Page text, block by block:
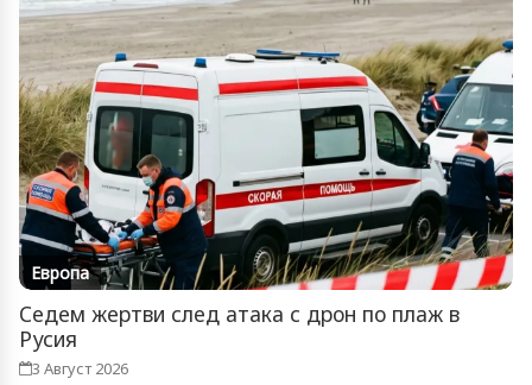
Европа
Седем жертви след атака с дрон по плаж в
Русия
3 Август 2026